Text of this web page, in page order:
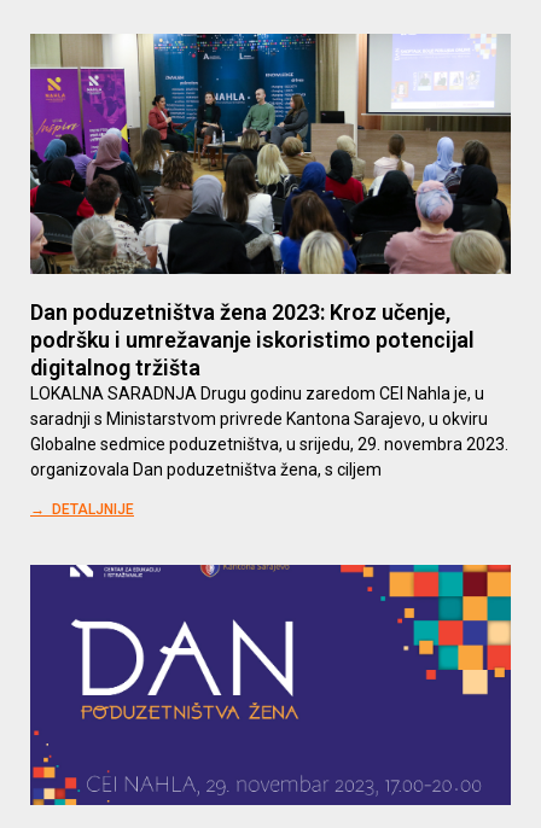
Dan poduzetništva žena 2023: Kroz učenje,
podršku i umrežavanje iskoristimo potencijal
digitalnog tržišta
LOKALNA SARADNJA Drugu godinu zaredom CEI Nahla je, u
saradnji s Ministarstvom privrede Kantona Sarajevo, u okviru
Globalne sedmice poduzetništva, u srijedu, 29. novembra 2023.
organizovala Dan poduzetništva žena, s ciljem
→ DETALJNIJE